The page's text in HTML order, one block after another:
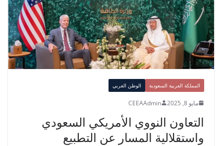
المملكة العربية السعودية الوطن العربي
مايو 8, 2025 CEEAAdmin
التعاون النووي الأمريكي السعودي
واستقلالية المسار عن التطبيع